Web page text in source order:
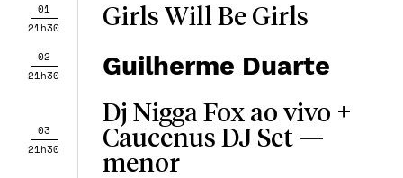
01
21h30
Girls Will Be Girls
02
21h30
Guilherme Duarte
03
21h30
Dj Nigga Fox ao vivo +
Caucenus DJ Set —
menor